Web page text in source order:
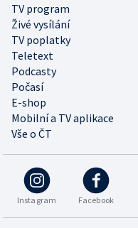
TV program
Živé vysílání
TV poplatky
Teletext
Podcasty
Počasí
E-shop
Mobilní a TV aplikace
Vše o ČT
Instagram Facebook